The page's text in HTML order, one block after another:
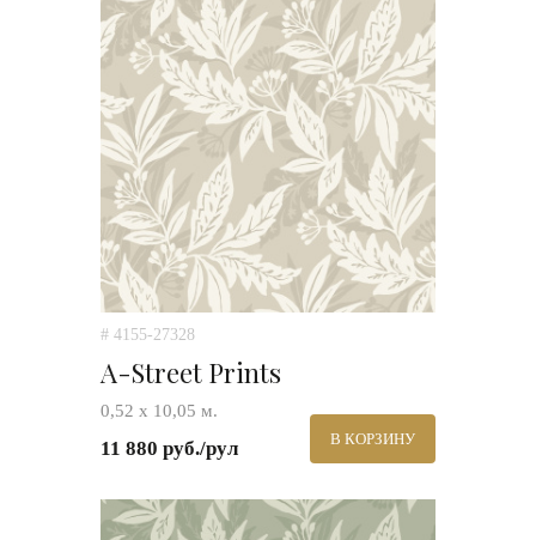
# 4155-27328
A-Street Prints
0,52 х 10,05 м.
11 880 руб./рул В КОРЗИНУ